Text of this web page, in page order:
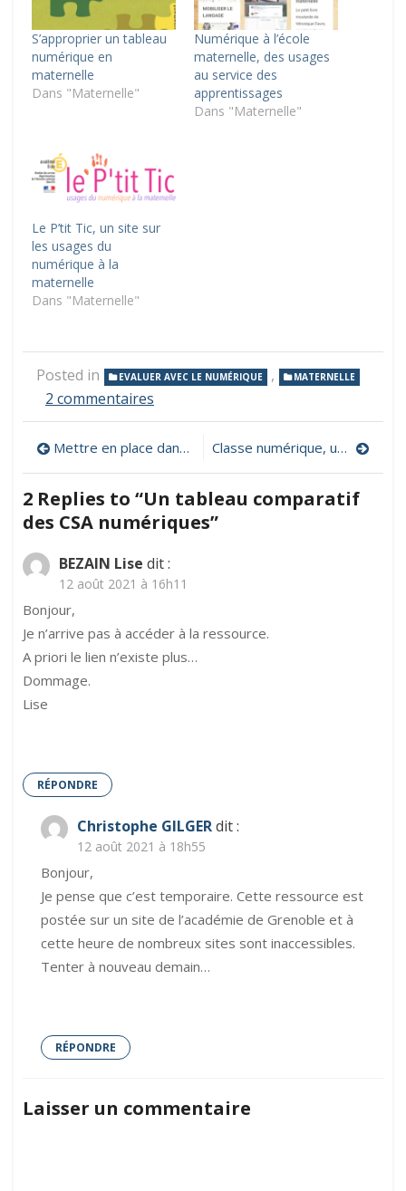
S’approprier un tableau
numérique en
maternelle
Dans "Maternelle"
Numérique à l’école
maternelle, des usages
au service des
apprentissages
Dans "Maternelle"
Le P’tit Tic, un site sur
les usages du
numérique à la
maternelle
Dans "Maternelle"
Posted in EVALUER AVEC LE NUMÉRIQUE , MATERNELLE
2 commentaires
comparatif
des
CSA
numériques
Navigation
de
l’article
Mettre en place dans sa classe un projet autour de l’utilisation du robot Thymio Classe numérique, une plateforme pour créer des plans de travail pour ses élèves
2 Replies to “Un tableau comparatif
des CSA numériques”
BEZAIN Lise dit :
12 août 2021 à 16h11
Bonjour,
Je n’arrive pas à accéder à la ressource.
A priori le lien n’existe plus…
Dommage.
Lise
RÉPONDRE
Christophe GILGERdit :
12 août 2021 à 18h55
Bonjour,
Je pense que c’est temporaire. Cette ressource est
postée sur un site de l’académie de Grenoble et à
cette heure de nombreux sites sont inaccessibles.
Tenter à nouveau demain…
RÉPONDRE
Laisser un commentaire